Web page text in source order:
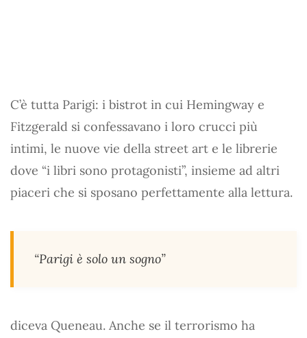
C’è tutta Parigi: i bistrot in cui Hemingway e
Fitzgerald si confessavano i loro crucci più
intimi, le nuove vie della street art e le librerie
dove “i libri sono protagonisti”, insieme ad altri
piaceri che si sposano perfettamente alla lettura.
“Parigi è solo un sogno”
diceva Queneau. Anche se il terrorismo ha